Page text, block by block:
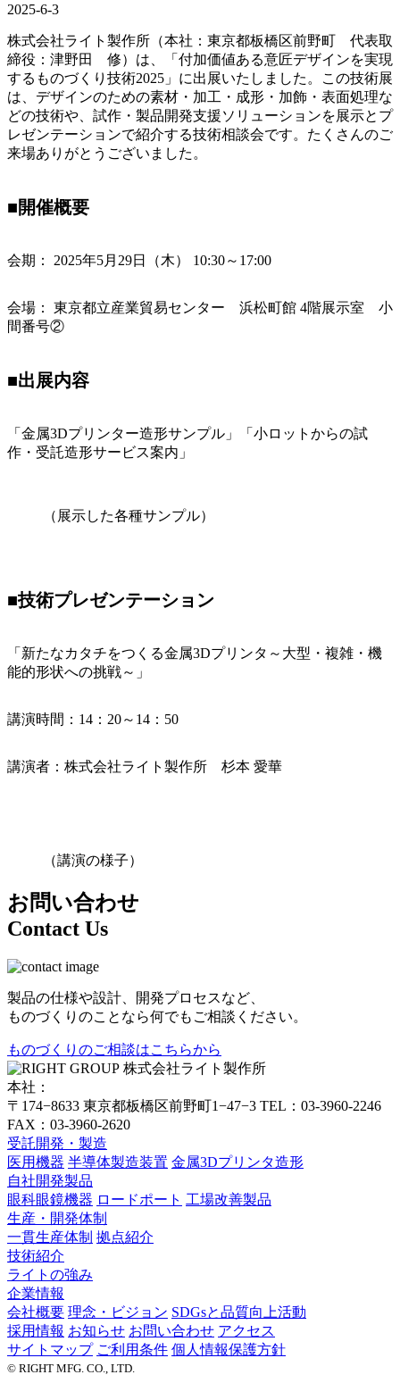
2025-6-3
株式会社ライト製作所（本社：東京都板橋区前野町 代表取
締役：津野田 修）は、「付加価値ある意匠デザインを実現
するものづくり技術2025」に出展いたしました。この技術展
は、デザインのための素材・加工・成形・加飾・表面処理な
どの技術や、試作・製品開発支援ソリューションを展示とプ
レゼンテーションで紹介する技術相談会です。たくさんのご
来場ありがとうございました。
■開催概要
会期： 2025年5月29日（木） 10:30～17:00
会場： 東京都立産業貿易センター 浜松町館 4階展示室 小
間番号②
■出展内容
「金属3Dプリンター造形サンプル」「小ロットからの試
作・受託造形サービス案内」
（展示した各種サンプル）
■技術プレゼンテーション
「新たなカタチをつくる金属3Dプリンタ～大型・複雑・機
能的形状への挑戦～」
講演時間：14：20～14：50
講演者：株式会社ライト製作所 杉本 愛華
（講演の様子）
お問い合わせ
Contact Us
製品の仕様や設計、開発プロセスなど、
ものづくりのことなら何でもご相談ください。
ものづくりのご相談はこちらから
株式会社ライト製作所
本社：
〒174−8633 東京都板橋区前野町1−47−3 TEL：03-3960-2246
FAX：03-3960-2620
受託開発・製造
医用機器 半導体製造装置 金属3Dプリンタ造形
自社開発製品
眼科眼鏡機器 ロードポート 工場改善製品
生産・開発体制
一貫生産体制 拠点紹介
技術紹介
ライトの強み
企業情報
会社概要 理念・ビジョン SDGsと品質向上活動
採用情報 お知らせ お問い合わせ アクセス
サイトマップ ご利用条件 個人情報保護方針
© RIGHT MFG. CO., LTD.